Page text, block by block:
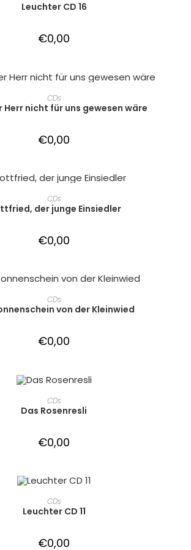
Leuchter CD 16
€0,00
IN DEN WARENKORB
CDs
Herr nicht für uns gewesen wäre
€0,00
IN DEN WARENKORB
CDs
der junge Einsiedler
€0,00
IN DEN WARENKORB
CDs
von der Kleinwied
€0,00
IN DEN WARENKORB
CDs
Das Rosenresli
€0,00
IN DEN WARENKORB
CDs
Leuchter CD 11
€0,00